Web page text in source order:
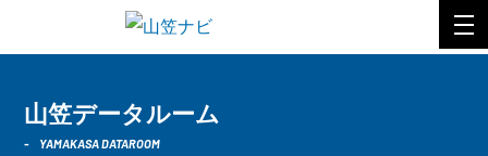
山笠データルーム
YAMAKASA DATAROOM